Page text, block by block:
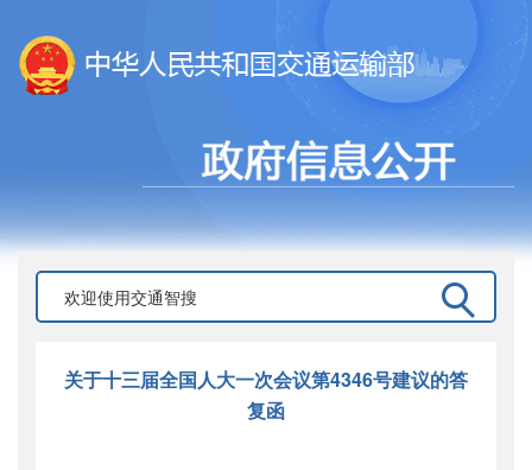
关于十三届全国人大一次会议第4346号建议的答
复函